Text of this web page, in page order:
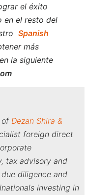
el éxito
en el resto del
Spanish
más
la siguiente
of Dezan Shira &
foreign direct
tax advisory and
diligence and
investing in